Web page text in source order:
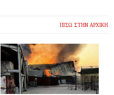
ΠΙΣΩ ΣΤΗΝ ΑΡΧΙΚΗ